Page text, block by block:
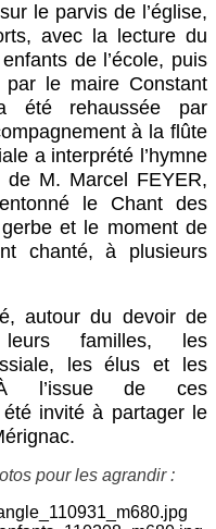
le parvis de l’église,
avec la lecture du
de l’école, puis
le maire Constant
été rehaussée par
à la flûte
a interprété l’hymne
M. Marcel FEYER,
le Chant des
et le moment de
chanté, à plusieurs
autour du devoir de
familles, les
les élus et les
À l’issue de ces
invité à partager le
pour les agrandir :